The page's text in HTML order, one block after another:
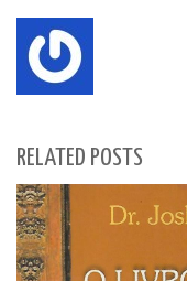
RELATED POSTS